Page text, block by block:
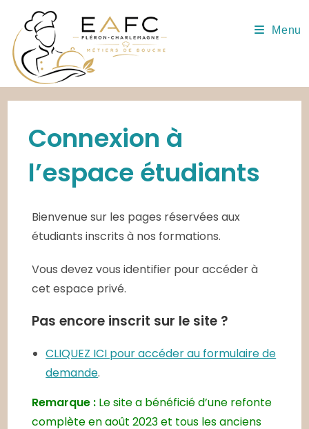
content
Menu
Connexion à
l’espace étudiants
Bienvenue sur les pages réservées aux
étudiants inscrits à nos formations.
Vous devez vous identifier pour accéder à
cet espace privé.
Pas encore inscrit sur le site ?
CLIQUEZ ICI pour accéder au formulaire de
demande.
Remarque : Le site a bénéficié d’une refonte
complète en août 2023 et tous les anciens